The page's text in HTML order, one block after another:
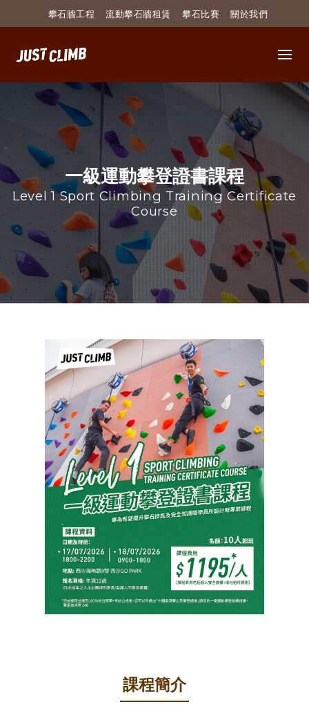
攀石牆工程 流動攀石牆租賃 攀石比賽 關於我們
一級運動攀登證書課程
Level 1 Sport Climbing Training Certificate
Course
課程簡介